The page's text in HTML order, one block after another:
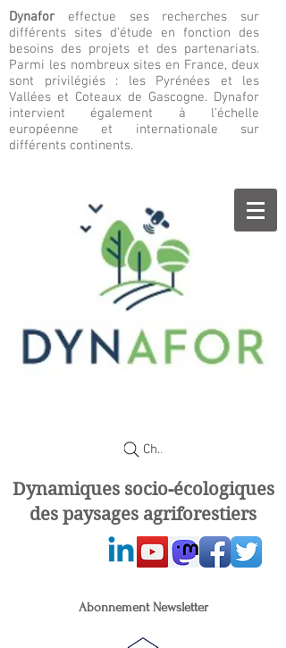
Dynafor effectue ses recherches sur
différents sites d’étude en fonction des
besoins des projets et des partenariats.
Parmi les nombreux sites en France, deux
sont privilégiés : les Pyrénées et les
Vallées et Coteaux de Gascogne. Dynafor
intervient également à l’échelle
européenne et internationale sur
différents continents.
Chercher
Dynamiques socio-écologiques
des paysages agriforestiers
Abonnement Newsletter